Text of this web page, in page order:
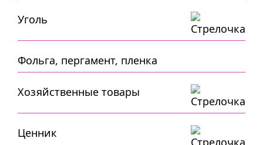
Уголь
Фольга, пергамент, пленка
Хозяйственные товары
Ценник